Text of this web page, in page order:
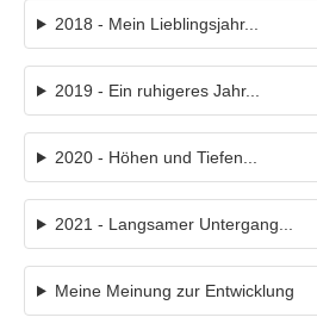
2018 - Mein Lieblingsjahr...
2019 - Ein ruhigeres Jahr...
2020 - Höhen und Tiefen...
2021 - Langsamer Untergang...
Meine Meinung zur Entwicklung